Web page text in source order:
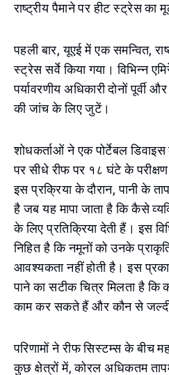
राष्ट्रीय पैमाने पर हीट स्ट्रेस का
पहली बार, यूएई में एक समन्वित,
स्ट्रेस सर्वे किया गया। विभिन्न
पर्यावरणीय अधिकारी दोनों पूर्वी
की जांच के लिए जुटें।
शोधकर्ताओं ने एक पोर्टेबल
पर सीधे रीफ पर १८ घंटे के
इस प्रक्रिया के दौरान, पानी के
है जब यह मापा जाता है कि कैसे
के लिए प्रतिक्रिया देती हैं। इस
निहित है कि नमूनों को उनके
आवश्यकता नहीं होती है। इस
पाने का सटीक चित्र मिलता है कि
काम कर सकते हैं और कौन से जल्दी
परिणामों ने रीफ सिस्टम्स के बीच
कुछ क्षेत्रों में, कोरल अधिकतम